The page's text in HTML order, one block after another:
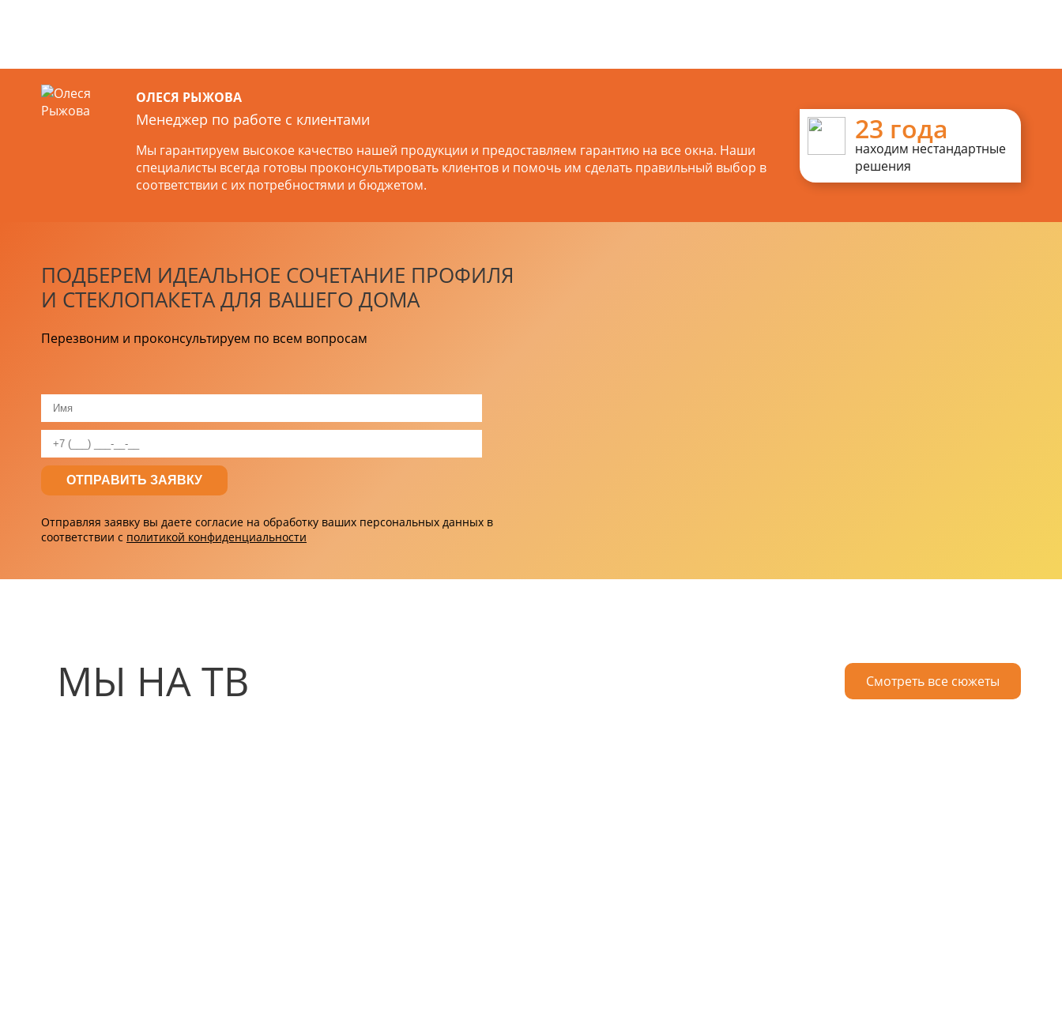
ОЛЕСЯ РЫЖОВА
Менеджер по работе с клиентами
Мы гарантируем высокое качество нашей продукции и предоставляем гарантию на все окна. Наши
специалисты всегда готовы проконсультировать клиентов и помочь им сделать правильный выбор в
соответствии с их потребностями и бюджетом.
23 года
находим нестандартные
решения
ПОДБЕРЕМ ИДЕАЛЬНОЕ СОЧЕТАНИЕ ПРОФИЛЯ
И СТЕКЛОПАКЕТА ДЛЯ ВАШЕГО ДОМА
Перезвоним и проконсультируем по всем вопросам
Отправляя заявку вы даете согласие на обработку ваших персональных данных в
соответствии с политикой конфиденциальности
МЫ НА ТВ Смотреть все сюжеты